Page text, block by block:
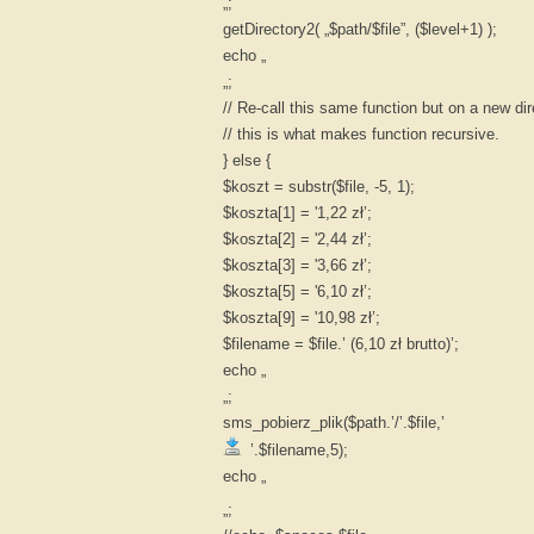
getDirectory2( „$path/$file”, ($level+1) );
echo „
„;
// Re-call this same function but on a new
// this is what makes function recursive.
} else {
$koszt = substr($file, -5, 1);
$koszta[1] = '1,22 zł’;
$koszta[2] = '2,44 zł’;
$koszta[3] = '3,66 zł’;
$koszta[5] = '6,10 zł’;
$koszta[9] = '10,98 zł’;
$filename = $file.’ (6,10 zł brutto)’;
echo „
„;
sms_pobierz_plik($path.’/’.$file,’
’.$filename,5);
echo „
„;